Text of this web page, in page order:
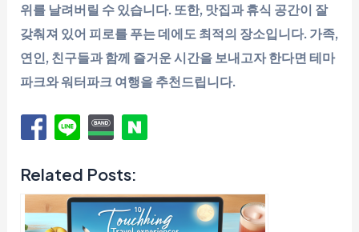
위를 날려버릴 수 있습니다. 또한, 맛집과 휴식 공간이 잘
갖춰져 있어 피로를 푸는 데에도 최적의 장소입니다. 가족,
연인, 친구들과 함께 즐거운 시간을 보내고자 한다면 테마
파크와 워터파크 여행을 추천드립니다.
Related Posts: